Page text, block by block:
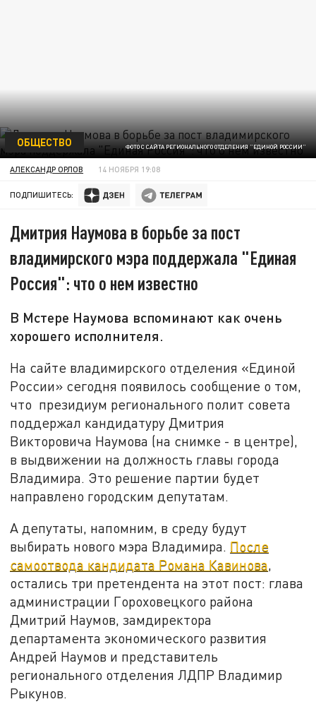
ФОТО С САЙТА РЕГИОНАЛЬНОГО ОТДЕЛЕНИЯ "ЕДИНОЙ РОССИИ"
ОБЩЕСТВО
АЛЕКСАНДР ОРЛОВ 14 НОЯБРЯ 19:08
ПОДПИШИТЕСЬ:
Дмитрия Наумова в борьбе за пост
владимирского мэра поддержала "Единая
Россия": что о нем известно
В Мстере Наумова вспоминают как очень
хорошего исполнителя.
На сайте владимирского отделения «Единой
России» сегодня появилось сообщение о том,
что президиум регионального полит совета
поддержал кандидатуру Дмитрия
Викторовича Наумова (на снимке - в центре),
в выдвижении на должность главы города
Владимира. Это решение партии будет
направлено городским депутатам.
А депутаты, напомним, в среду будут
выбирать нового мэра Владимира. После
самоотвода кандидата Романа Кавинова,
остались три претендента на этот пост: глава
администрации Гороховецкого района
Дмитрий Наумов, замдиректора
департамента экономического развития
Андрей Наумов и представитель
регионального отделения ЛДПР Владимир
Рыкунов.